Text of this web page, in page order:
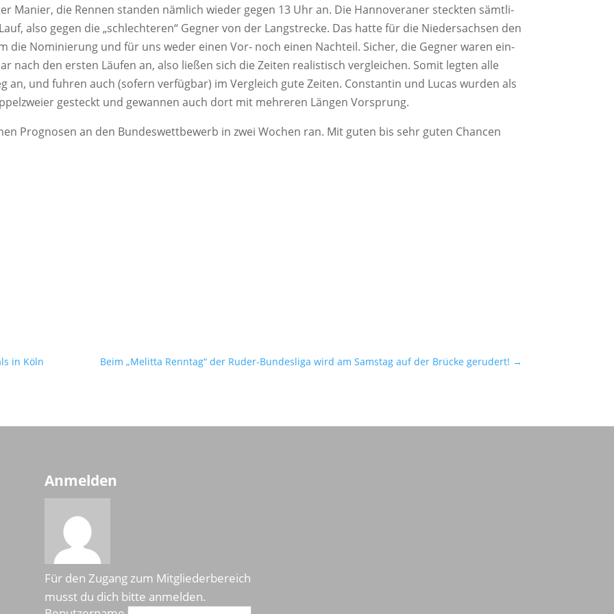
Manier, die Ren­nen stan­den näm­lich wie­der gegen 13 Uhr an. Die Han­no­ve­ra­ner steck­ten sämt­li­
also gegen die „schlech­te­ren“ Geg­ner von der Lang­stre­cke. Das hat­te für die Nie­der­sach­sen den
die Nomi­nie­rung und für uns weder einen Vor- noch einen Nach­teil. Sicher, die Geg­ner waren ein­
nach den ers­ten Läu­fen an, also lie­ßen sich die Zei­ten rea­lis­tisch ver­glei­chen. Somit leg­ten alle
an, und fuh­ren auch (sofern ver­füg­bar) im Ver­gleich gute Zei­ten. Con­stan­tin und Lucas wur­den als
gesteckt und gewan­nen auch dort mit meh­re­ren Län­gen Vorsprung.
Pro­gno­sen an den Bun­des­wett­be­werb in zwei Wochen ran. Mit guten bis sehr guten Chan­cen
in Köln Beim „Melitta Renntag“ der Ruder-Bundesliga wird am Samstag auf der Brücke gerudert! →
Anmelden
Für den Zugang zum Mitgliederbereich
musst du dich bitte anmelden.